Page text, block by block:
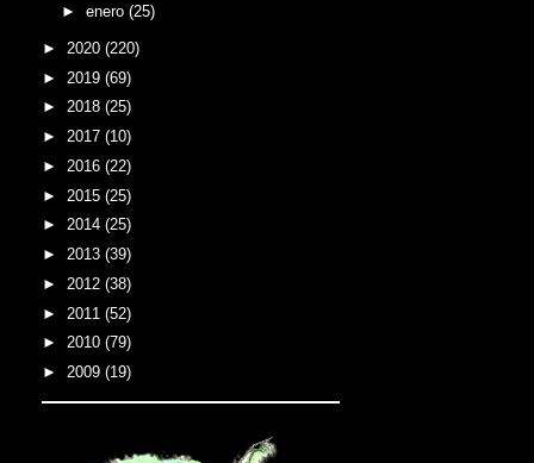
► enero (25)
► 2020 (220)
► 2019 (69)
► 2018 (25)
► 2017 (10)
► 2016 (22)
► 2015 (25)
► 2014 (25)
► 2013 (39)
► 2012 (38)
► 2011 (52)
► 2010 (79)
► 2009 (19)